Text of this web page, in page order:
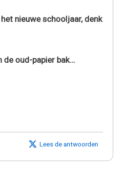
nieuwe schooljaar, denk
de oud-papier bak…
Lees de antwoorden